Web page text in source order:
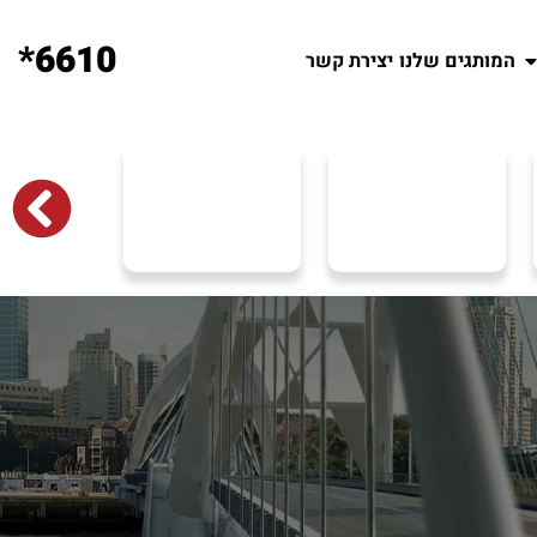
המותגים שלנו יצירת קשר 6610*